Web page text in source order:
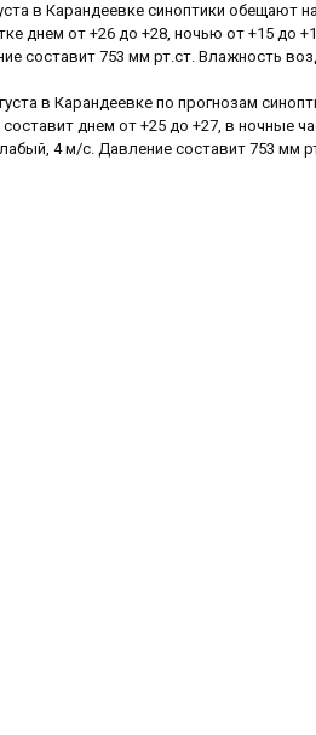
в Карандеевке синоптики обещают
днем от +26 до +28, ночью от +15 до
составит 753 мм рт.ст. Влажность
в Карандеевке по прогнозам
днем от +25 до +27, в ночные
4 м/с. Давление составит 753 мм